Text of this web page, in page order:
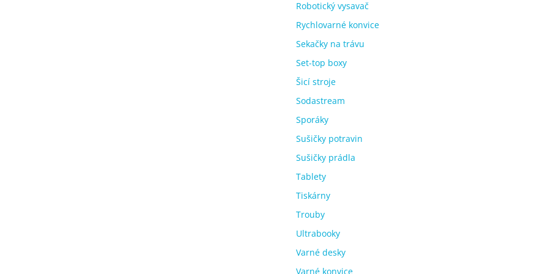
Robotický vysavač
Rychlovarné konvice
Sekačky na trávu
Set-top boxy
Šicí stroje
Sodastream
Sporáky
Sušičky potravin
Sušičky prádla
Tablety
Tiskárny
Trouby
Ultrabooky
Varné desky
Varné konvice